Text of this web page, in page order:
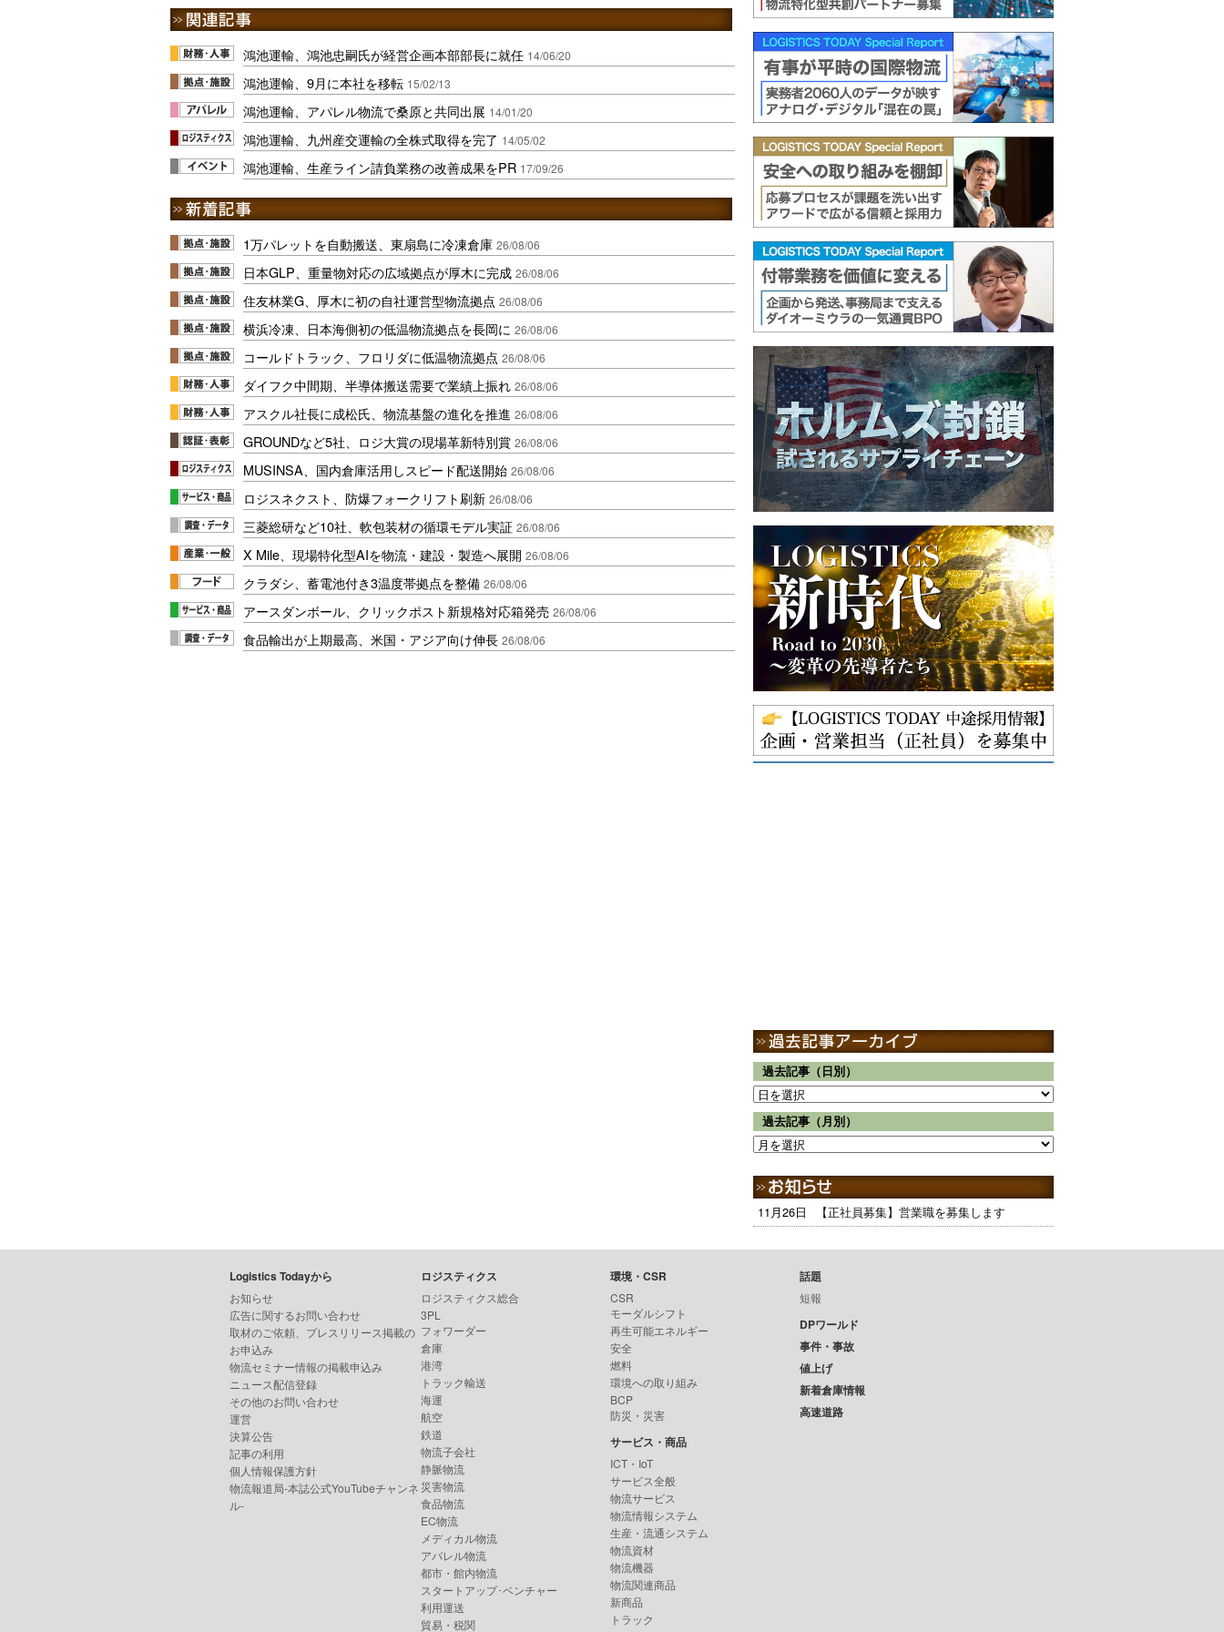
鴻池運輸、鴻池忠嗣氏が経営企画本部部長に就任 14/06/20
鴻池運輸、9月に本社を移転 15/02/13
鴻池運輸、アパレル物流で桑原と共同出展 14/01/20
鴻池運輸、九州産交運輸の全株式取得を完了 14/05/02
鴻池運輸、生産ライン請負業務の改善成果をPR 17/09/26
1万パレットを自動搬送、東扇島に冷凍倉庫 26/08/06
日本GLP、重量物対応の広域拠点が厚木に完成 26/08/06
住友林業G、厚木に初の自社運営型物流拠点 26/08/06
横浜冷凍、日本海側初の低温物流拠点を長岡に 26/08/06
コールドトラック、フロリダに低温物流拠点 26/08/06
ダイフク中間期、半導体搬送需要で業績上振れ 26/08/06
アスクル社長に成松氏、物流基盤の進化を推進 26/08/06
GROUNDなど5社、ロジ大賞の現場革新特別賞 26/08/06
MUSINSA、国内倉庫活用しスピード配送開始 26/08/06
ロジスネクスト、防爆フォークリフト刷新 26/08/06
三菱総研など10社、軟包装材の循環モデル実証 26/08/06
X Mile、現場特化型AIを物流・建設・製造へ展開 26/08/06
クラダシ、蓄電池付き3温度帯拠点を整備 26/08/06
アースダンボール、クリックポスト新規格対応箱発売 26/08/06
食品輸出が上期最高、米国・アジア向け伸長 26/08/06
過去記事（日別）
過去記事（月別）
11月26日 【正社員募集】営業職を募集します
Logistics Todayから
お知らせ
広告に関するお問い合わせ
取材のご依頼、プレスリリース掲載の
お申込み
物流セミナー情報の掲載申込み
ニュース配信登録
その他のお問い合わせ
運営
決算公告
記事の利用
個人情報保護方針
物流報道局-本誌公式YouTubeチャンネ
ル-
ロジスティクス
ロジスティクス総合
3PL
フォワーダー
倉庫
港湾
トラック輸送
海運
航空
鉄道
物流子会社
静脈物流
災害物流
食品物流
EC物流
メディカル物流
アパレル物流
都市・館内物流
スタートアップ･ベンチャー
利用運送
貿易・税関
環境・CSR
CSR
モーダルシフト
再生可能エネルギー
安全
燃料
環境への取り組み
BCP
防災・災害
サービス・商品
ICT・IoT
サービス全般
物流サービス
物流情報システム
生産・流通システム
物流資材
物流機器
物流関連商品
新商品
トラック
話題
短報
DPワールド
事件・事故
値上げ
新着倉庫情報
高速道路